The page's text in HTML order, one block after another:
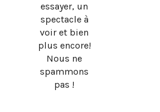
essayer, un
spectacle à
voir et bien
plus encore!
Nous ne
spammons
pas !